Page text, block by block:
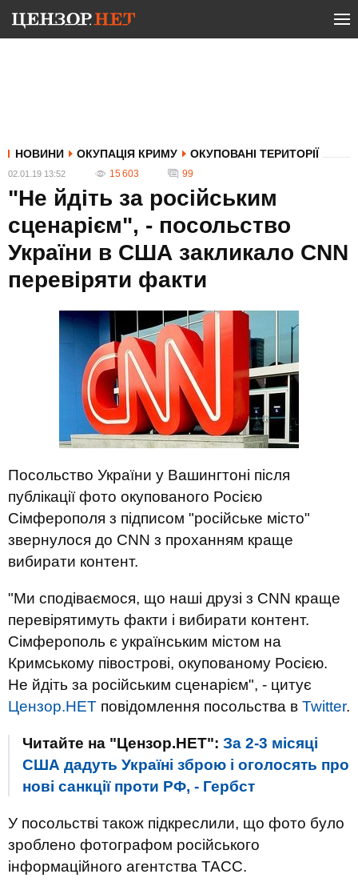
НОВИНИ ОКУПАЦІЯ КРИМУ ОКУПОВАНІ ТЕРИТОРІЇ
02.01.19 13:52 15 603 99
"Не йдіть за російським
сценарієм", - посольство
України в США закликало CNN
перевіряти факти
Посольство України у Вашингтоні після
публікації фото окупованого Росією
Сімферополя з підписом "російське місто"
звернулося до CNN з проханням краще
вибирати контент.
"Ми сподіваємося, що наші друзі з CNN краще
перевірятимуть факти і вибирати контент.
Сімферополь є українським містом на
Кримському півострові, окупованому Росією.
Не йдіть за російським сценарієм", - цитує
Цензор.НЕТ повідомлення посольства в Twitter.
Читайте на "Цензор.НЕТ": За 2-3 місяці
США дадуть Україні зброю і оголосять про
нові санкції проти РФ, - Гербст
У посольстві також підкреслили, що фото було
зроблено фотографом російського
інформаційного агентства ТАСС.